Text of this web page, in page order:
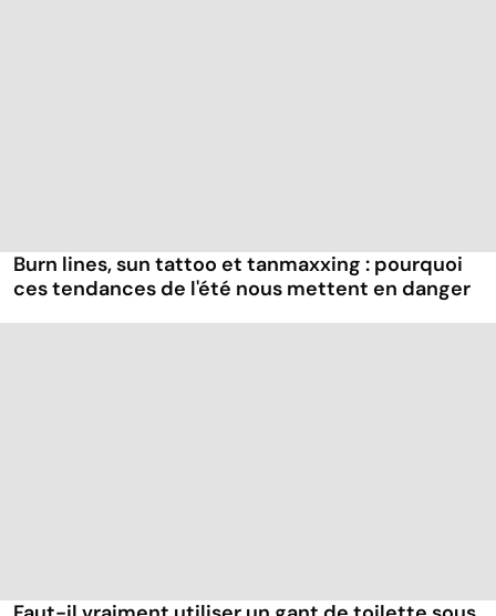
Burn lines, sun tattoo et tanmaxxing : pourquoi
ces tendances de l'été nous mettent en danger